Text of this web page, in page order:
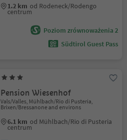
1.2 km od Rodeneck/Rodengo
centrum
Poziom zrównoważenia 2
Südtirol Guest Pass
Pension Wiesenhof
Vals/Valles, Mühlbach/Rio di Pusteria,
Brixen/Bressanone and environs
6.1 km od Mühlbach/Rio di Pusteria
centrum